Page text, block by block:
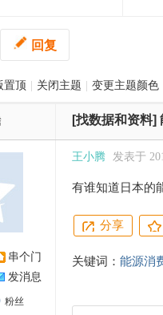
回复
置顶 关闭主题 变更主题颜色
[找数据和资料]
串个门
发消息
粉丝
王小腾 发表于
有谁知道日本的
分享
关键词： 能源消